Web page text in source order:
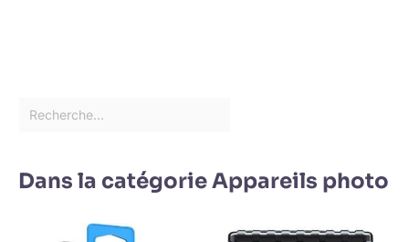
Dans la catégorie Appareils photo